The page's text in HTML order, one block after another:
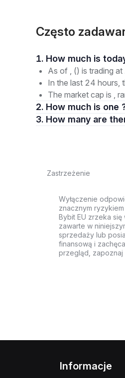
Często
1. How much is
As of , () is trading at
In the last 24 hours,
The market cap is ,
2. How much is one
3. How many
Zastrzeżenie
Wyłączenie
znacznym
Bybit EU zrzeka
zawarte w
sprzedaży lub
finansową i
przegląd, zapoznaj
Informacje